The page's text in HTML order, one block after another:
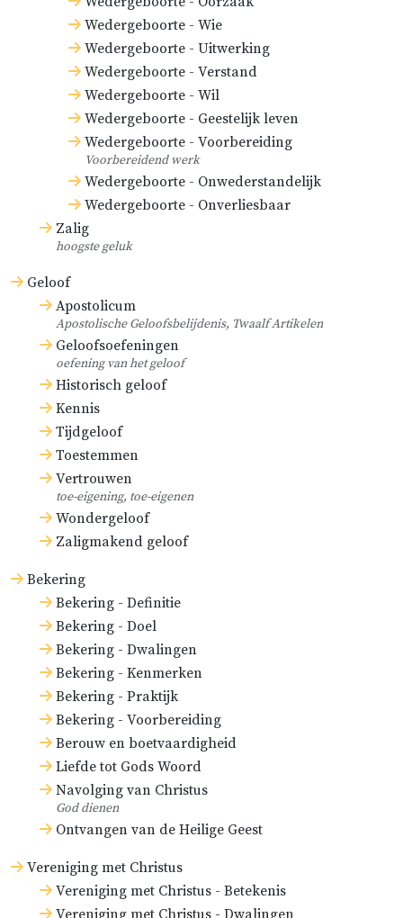
Wedergeboorte - Wie
Wedergeboorte - Uitwerking
Wedergeboorte - Verstand
Wedergeboorte - Wil
Wedergeboorte - Geestelijk leven
Wedergeboorte - Voorbereiding
Voorbereidend werk
Wedergeboorte - Onwederstandelijk
Wedergeboorte - Onverliesbaar
Zalig
hoogste geluk
Geloof
Apostolicum
Apostolische Geloofsbelijdenis, Twaalf Artikelen
Geloofsoefeningen
oefening van het geloof
Historisch geloof
Kennis
Tijdgeloof
Toestemmen
Vertrouwen
toe-eigening, toe-eigenen
Wondergeloof
Zaligmakend geloof
Bekering
Bekering - Definitie
Bekering - Doel
Bekering - Dwalingen
Bekering - Kenmerken
Bekering - Praktijk
Bekering - Voorbereiding
Berouw en boetvaardigheid
Liefde tot Gods Woord
Navolging van Christus
God dienen
Ontvangen van de Heilige Geest
Vereniging met Christus
Vereniging met Christus - Betekenis